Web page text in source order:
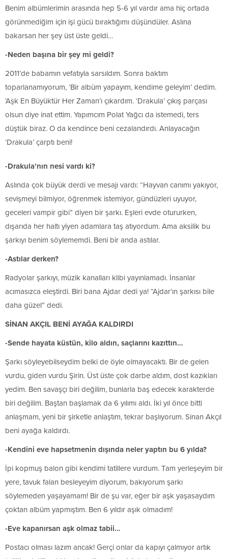
Benim albümlerimin arasında hep 5-6 yıl vardır ama hiç ortada
görünmediğim için işi gücü bıraktığımı düşündüler. Aslına
bakarsan her şey üst üste geldi…
-Neden başına bir şey mi geldi?
2011’de babamın vefatıyla sarsıldım. Sonra baktım
toparlanamıyorum, ‘Bir albüm yapayım, kendime geleyim’ dedim.
‘Aşk En Büyüktür Her Zaman’ı çıkardım. ‘Drakula’ çıkış parçası
olsun diye inat ettim. Yapımcım Polat Yağcı da istemedi, ters
düştük biraz. O da kendince beni cezalandırdı. Anlayacağın
‘Drakula’ çarptı beni!
-Drakula’nın nesi vardı ki?
Aslında çok büyük derdi ve mesajı vardı: “Hayvan canımı yakıyor,
sevişmeyi bilmiyor, öğrenmek istemiyor, gündüzleri uyuyor,
geceleri vampir gibi” diyen bir şarkı. Eşleri evde otururken,
dışarıda her haltı yiyen adamlara taş atıyordum. Ama aksilik bu
şarkıyı benim söylememdi. Beni bir anda astılar.
-Astılar derken?
Radyolar şarkıyı, müzik kanalları klibi yayınlamadı. İnsanlar
acımasızca eleştirdi. Biri bana Ajdar dedi ya! “Ajdar’ın şarkısı bile
daha güzel” dedi.
SİNAN AKÇIL BENİ AYAĞA KALDIRDI
-Sende hayata küstün, kilo aldın, saçlarını kazıttın…
Şarkı söyleyebilseydim belki de öyle olmayacaktı. Bir de gelen
vurdu, giden vurdu Şirin. Üst üste çok darbe aldım, dost kazıkları
yedim. Ben savaşçı biri değilim, bunlarla baş edecek karakterde
biri değilim. Baştan başlamak da 6 yılımı aldı. İki yıl önce bitti
anlaşmam, yeni bir şirketle anlaştım, tekrar başlıyorum. Sinan Akçıl
beni ayağa kaldırdı.
-Kendini eve hapsetmenin dışında neler yaptın bu 6 yılda?
İpi kopmuş balon gibi kendimi tatillere vurdum. Tam yerleşeyim bir
yere, tavuk falan besleyeyim diyorum, bakıyorum şarkı
söylemeden yaşayamam! Bir de şu var, eğer bir aşk yaşasaydım
çoktan albüm yapmıştım. Ben 6 yıldır aşık olmadım!
-Eve kapanırsan aşk olmaz tabii…
Postacı olması lazım ancak! Gerçi onlar da kapıyı çalmıyor artık